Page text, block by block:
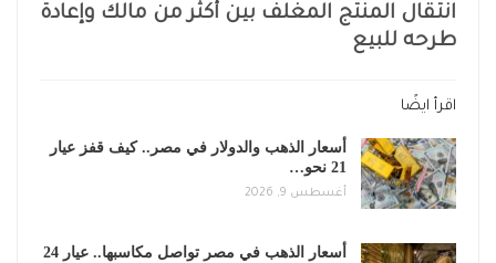
انتقال المنتج المغلف بين أكثر من مالك وإعادة
طرحه للبيع
اقرأ ايضًا
أسعار الذهب والدولار في مصر.. كيف قفز عيار
21 نحو…
أغسطس 9, 2026
أسعار الذهب في مصر تواصل مكاسبها.. عيار 24